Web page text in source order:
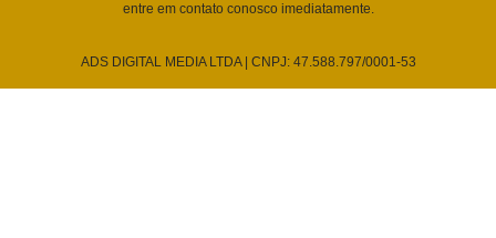
entre em contato conosco imediatamente.
ADS DIGITAL MEDIA LTDA | CNPJ: 47.588.797/0001-53